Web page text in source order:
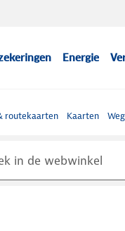
Energie
routekaarten Kaarten